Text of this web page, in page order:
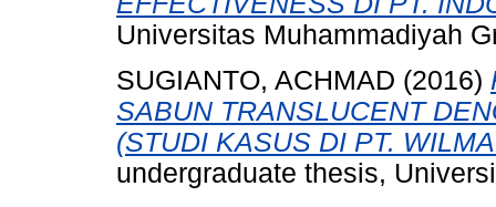
Universitas Muhammadiyah
SUGIANTO, ACHMAD (2016)
SABUN TRANSLUCENT
(STUDI KASUS DI PT.
undergraduate thesis,